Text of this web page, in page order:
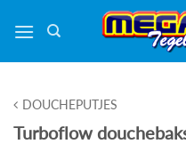
naar
DOUCHEPUTJES
Turboflow